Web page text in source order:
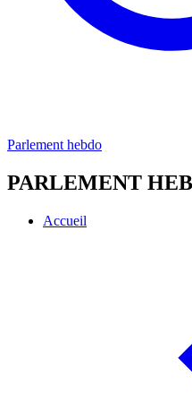
Parlement hebdo
PARLEMENT
Accueil